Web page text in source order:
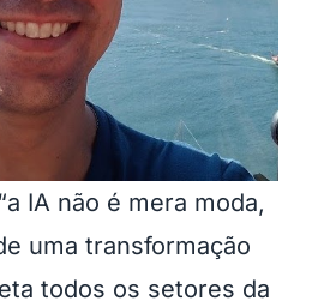
IA não é mera moda,
uma transformação
todos os setores da